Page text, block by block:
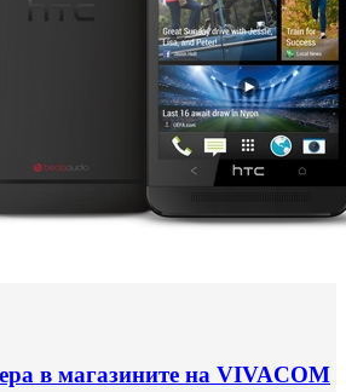
в магазините на VIVACOM